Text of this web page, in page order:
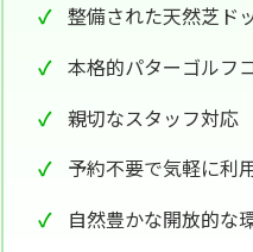
整備された天然芝ド
本格的パターゴルフ
親切なスタッフ対応
予約不要で気軽に利
自然豊かな開放的な